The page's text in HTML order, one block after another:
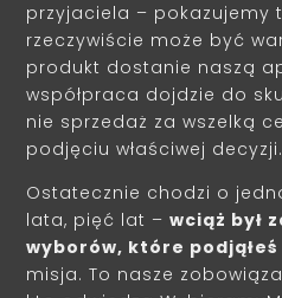
przyjaciela – pokazujemy
rzeczywiście może być
produkt dostanie naszą
współpraca dojdzie do
nie sprzedaż za wszelką
podjęciu właściwej decyzji.
Ostatecznie chodzi o
lata, pięć lat –wciąż był
wyborów, które
misja. To nasze